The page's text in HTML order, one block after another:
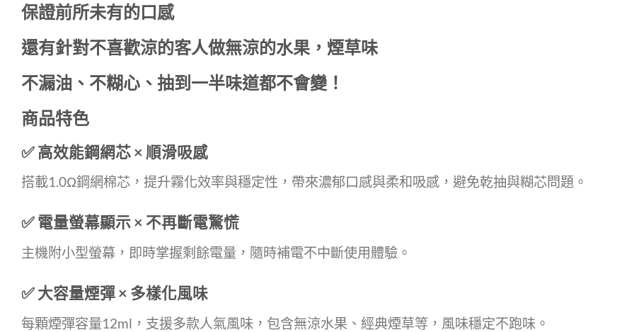
保證前所未有的口感
還有針對不喜歡涼的客人做無涼的水果，煙草味
不漏油、不糊心、抽到一半味道都不會變！
商品特色
✅ 高效能鋼網芯 × 順滑吸感
搭載1.0Ω鋼網棉芯，提升霧化效率與穩定性，帶來濃郁口感與柔和吸感，避免乾抽與糊芯問題。
✅ 電量螢幕顯示 × 不再斷電驚慌
主機附小型螢幕，即時掌握剩餘電量，隨時補電不中斷使用體驗。
✅ 大容量煙彈 × 多樣化風味
每顆煙彈容量12ml，支援多款人氣風味，包含無涼水果、經典煙草等，風味穩定不跑味。